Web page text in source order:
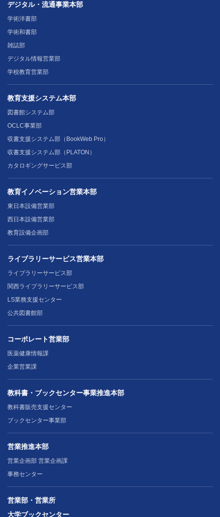
デジタル・流通事業本部
学術洋書部
学術和書部
雑誌部
デジタル情報営業部
学校教育営業部
教育支援システム本部
図書館システム部
OCLC事業部
収書支援システム部（BookWeb Pro）
収書支援システム部（PLATON）
カタロギングサービス部
教育イノベーション営業本部
東日本設備営業部
西日本設備営業部
教育設備企画部
ライブラリーサービス営業本部
ライブラリーサービス部
関西ライブラリーサービス部
LS業務支援センター
公共図書館部
コーポレート営業部
医薬健康情報課
企業営業課
教科書・ブックセンター事業推進本部
教科書販売支援センター
ブックセンター事業部
営業推進本部
営業企画部 営業企画課
事務センター
営業部・営業所
大学ブックセンター